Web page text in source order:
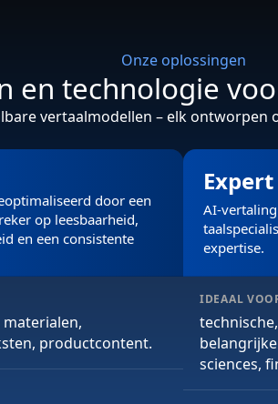
Onze oplossingen
en technologie
vertaalmodellen – elk
door een
op leesbaarheid,
en een consistente
productcontent.
Expert
AI-
expertise.
IDEAAL
sciences,